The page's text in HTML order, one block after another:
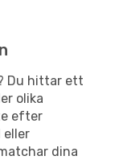
Du hittar ett
olika
efter
eller
dina